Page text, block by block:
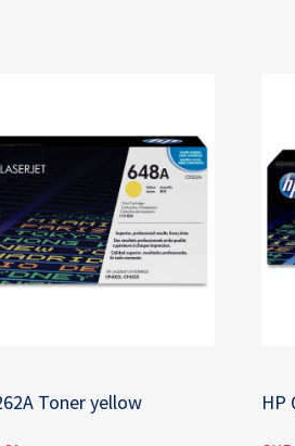
Toner yellow HP